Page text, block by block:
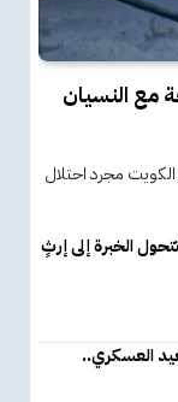
مع النسيان
مجرد احتلال
الخبرة إلى إرثٍ
العسكري..